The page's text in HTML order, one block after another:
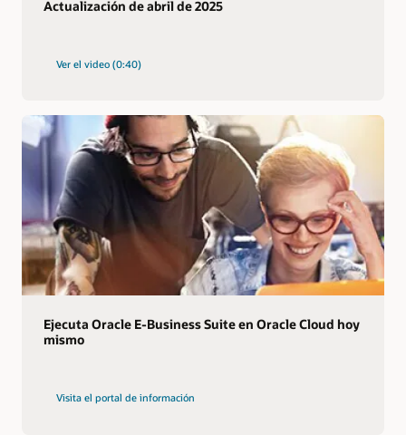
Actualización de abril de 2025
Ver el video (0:40)
Ejecuta Oracle E-Business Suite en Oracle Cloud hoy
mismo
Visita el portal de información